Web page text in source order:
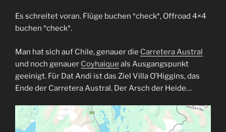
Es schreitet voran. Flüge buchen *check*, Offroad 4×4
buchen *check*.
Man hat sich auf Chile, genauer die Carretera Austral
und noch genauer Coyhaique als Ausgangspunkt
geeinigt. Für Dat Andi ist das Ziel Villa O’Higgins, das
Ende der Carretera Austral. Der Arsch der Heide…